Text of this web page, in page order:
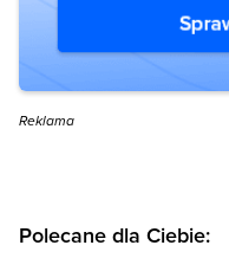
Reklama
Polecane dla Ciebie: